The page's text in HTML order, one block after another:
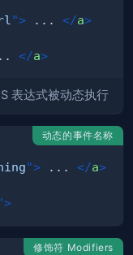
"> ... </a>
</a>
表达式被动态执行
动态的事件名称
"> ... </a>
>
修饰符 Modifiers